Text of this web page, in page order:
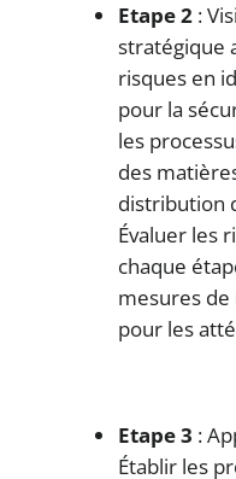
Etape 2 :
stratégique
risques en
pour la
les
des
distribution
Évaluer les
chaque
mesures
pour les
Etape 3 :
Établir les